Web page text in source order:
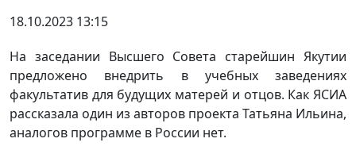
18.10.2023 13:15
На заседании Высшего Совета старейшин Якутии
предложено внедрить в учебных заведениях
факультатив для будущих матерей и отцов. Как ЯСИА
рассказала один из авторов проекта Татьяна Ильина,
аналогов программе в России нет.